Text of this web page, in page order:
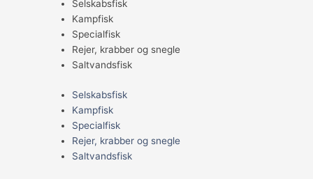
Selskabsfisk
Kampfisk
Specialfisk
Rejer, krabber og snegle
Saltvandsfisk
Selskabsfisk
Kampfisk
Specialfisk
Rejer, krabber og snegle
Saltvandsfisk